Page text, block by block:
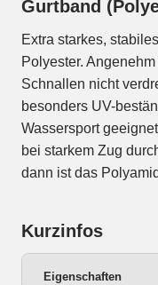
Gurtband
Extra starkes,
Polyester.
Schnallen nicht
besonders UV-
Wassersport
bei starkem Zug
dann ist das
Kurzinfos
Eigenschaften